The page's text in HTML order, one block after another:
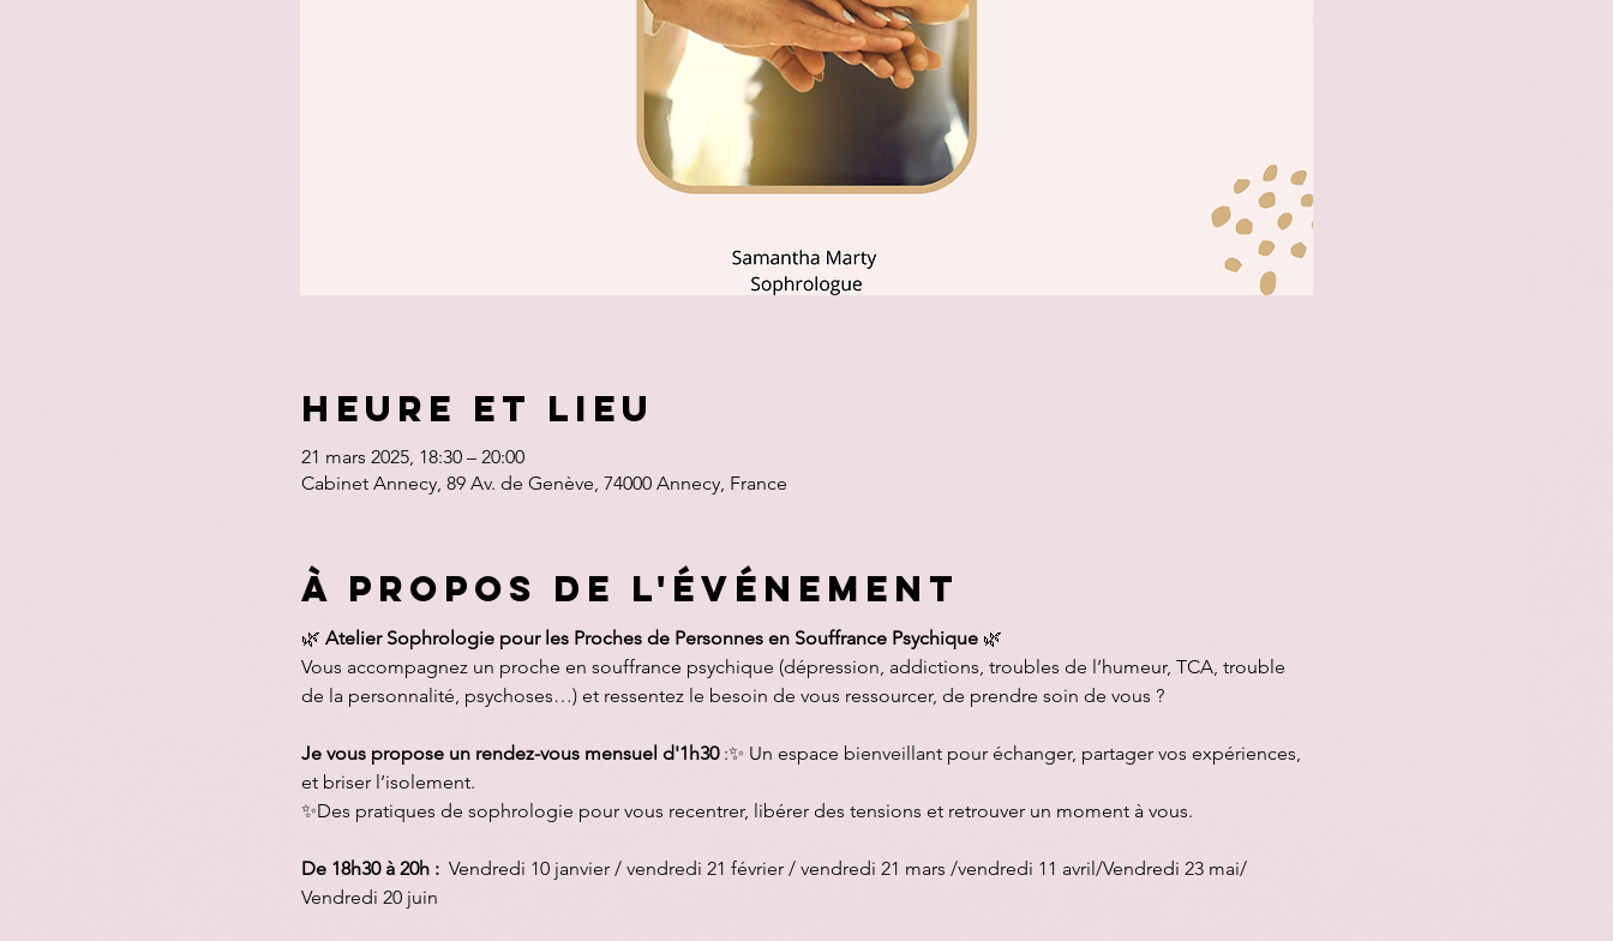
Heure et lieu
21 mars 2025, 18:30 – 20:00
Cabinet Annecy, 89 Av. de Genève, 74000 Annecy, France
À propos de l'événement
🌿 Atelier Sophrologie pour les Proches de Personnes en Souffrance Psychique 🌿
Vous accompagnez un proche en souffrance psychique (dépression, addictions, troubles de l’humeur, TCA, trouble
de la personnalité, psychoses…) et ressentez le besoin de vous ressourcer, de prendre soin de vous ?
Je vous propose un rendez-vous mensuel d'1h30 :✨ Un espace bienveillant pour échanger, partager vos expériences,
et briser l’isolement.
✨Des pratiques de sophrologie pour vous recentrer, libérer des tensions et retrouver un moment à vous.
De 18h30 à 20h : Vendredi 10 janvier / vendredi 21 février / vendredi 21 mars /vendredi 11 avril/Vendredi 23 mai/
Vendredi 20 juin